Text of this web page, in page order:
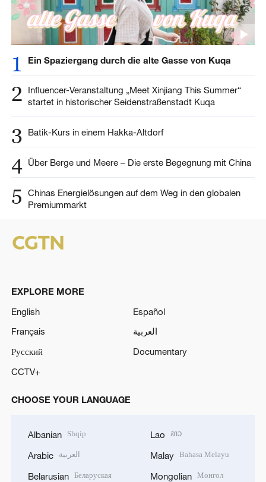
1 Ein Spaziergang durch die alte Gasse von Kuqa
2
Influencer-Veranstaltung „Meet Xinjiang This Summer“
startet in historischer Seidenstraßenstadt Kuqa
3 Batik-Kurs in einem Hakka-Altdorf
4 Über Berge und Meere – Die erste Begegnung mit China
5
Chinas Energielösungen auf dem Weg in den globalen
Premiummarkt
EXPLORE MORE
English
Español
Français
العربية
Русский
Documentary
CCTV+
CHOOSE YOUR LANGUAGE
Albanian Shqip
Arabic العربية
Belarusian Беларуская
Lao ລາວ
Malay Bahasa Melayu
Mongolian Монгол